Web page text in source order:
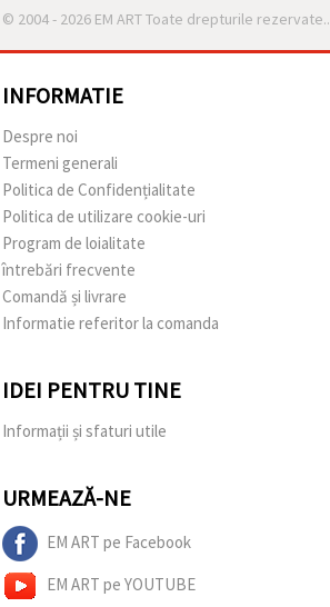
© 2004 - 2026 EM ART Toate drepturile rezervate..
INFORMATIE
Despre noi
Termeni generali
Politica de Confidențialitate
Politica de utilizare cookie-uri
Program de loialitate
întrebări frecvente
Comandă și livrare
Informatie referitor la comanda
IDEI PENTRU TINE
Informații și sfaturi utile
URMEAZĂ-NE
EM ART pe Facebook
EM ART pe YOUTUBE